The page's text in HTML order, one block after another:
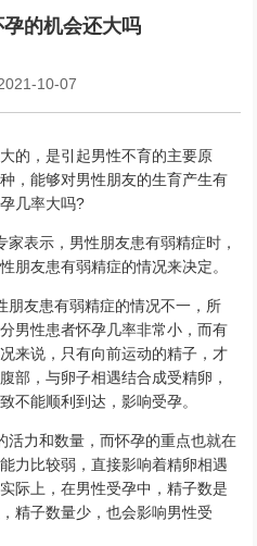
的机会还大吗
10-07
的，是引起男性不育的主要原
，能够对男性朋友的生育产生有
几率大吗?
表示，男性朋友患有弱精症时，
朋友患有弱精症的情况来决定。
朋友患有弱精症的情况不一，所
男性患者怀孕几率非常小，而有
来说，只有向前运动的精子，才
部，与卵子相遇结合成受精卵，
不能顺利到达，影响受孕。
活力和数量，而怀孕的重点也就在
力比较弱，直接影响着精卵相遇
际上，在男性受孕中，精子数是
精子数量少，也会影响男性受